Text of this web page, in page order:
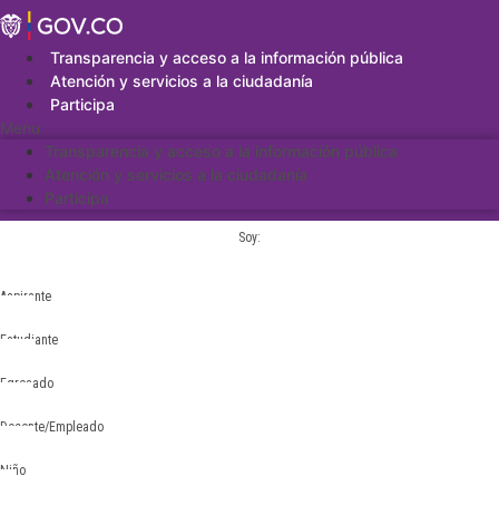
Saltar
al
contenidoTransparencia y acceso a la información pública
Atención y servicios a la ciudadanía
Participa
Menu
Transparencia y acceso a la información pública
Atención y servicios a la ciudadanía
Participa
Soy:
Aspirante
Estudiante
Egresado
Docente/Empleado
Niño